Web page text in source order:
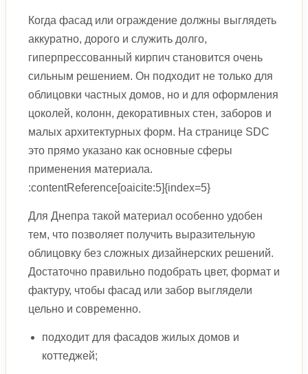
Когда фасад или ограждение должны выглядеть
аккуратно, дорого и служить долго,
гиперпрессованный кирпич становится очень
сильным решением. Он подходит не только для
облицовки частных домов, но и для оформления
цоколей, колонн, декоративных стен, заборов и
малых архитектурных форм. На странице SDC
это прямо указано как основные сферы
применения материала.
:contentReference[oaicite:5]{index=5}
Для Днепра такой материал особенно удобен
тем, что позволяет получить выразительную
облицовку без сложных дизайнерских решений.
Достаточно правильно подобрать цвет, формат и
фактуру, чтобы фасад или забор выглядели
цельно и современно.
подходит для фасадов жилых домов и
коттеджей;